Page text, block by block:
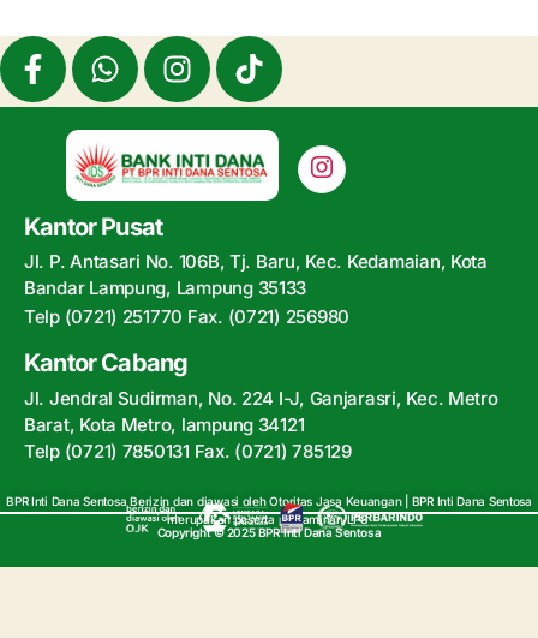
Kantor Pusat
Jl. P. Antasari No. 106B, Tj. Baru, Kec. Kedamaian, Kota
Bandar Lampung, Lampung 35133
Telp (0721) 251770 Fax. (0721) 256980
Kantor Cabang
Jl. Jendral Sudirman, No. 224 I-J, Ganjarasri, Kec. Metro
Barat, Kota Metro, lampung 34121
Telp (0721) 7850131 Fax. (0721) 785129
BPR Inti Dana Sentosa Berizin dan diawasi oleh Otoritas Jasa Keuangan | BPR Inti Dana Sentosa
merupakan peserta penjaminan LPS
Copyright © 2025 BPR Inti Dana Sentosa